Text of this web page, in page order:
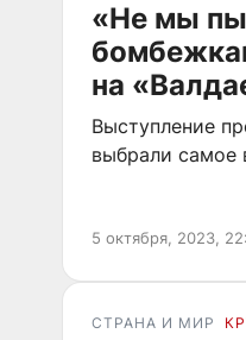
«Не мы
на
Выступление
выбрали самое
5 октября, 2023,
СТРАНА И МИР